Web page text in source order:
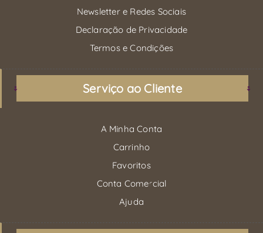
Newsletter e Redes Sociais
Declaração de Privacidade
Termos e Condições
Serviço ao Cliente
A Minha Conta
Carrinho
Favoritos
Conta Comercial
Ajuda